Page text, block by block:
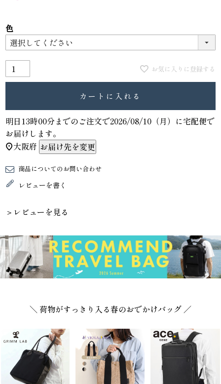
色
お気に入りに登録する
カートに入れる
明日 13時00分までのご注文で2026/08/10（月） に宅配便で
お届けします。
大阪府 お届け先を変更
商品についてのお問い合わせ
レビューを書く
＞レビューを見る
＼ 荷物がすっきり入る春のおでかけバッグ ／